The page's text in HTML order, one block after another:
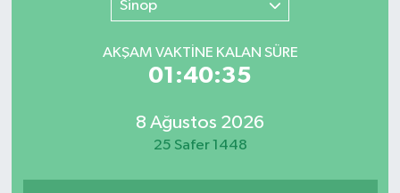
Sinop
AKŞAM VAKTİNE KALAN SÜRE
01:40:35
8 Ağustos 2026
25 Safer 1448
YARIŞMA/ETKİNLİKLER
MEVZUAT/KARARLAR